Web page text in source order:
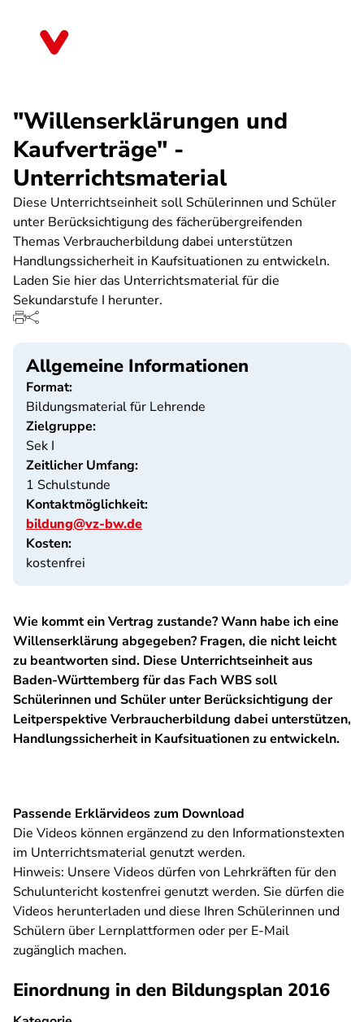
"Willenserklärungen und
Kaufverträge" -
Unterrichtsmaterial
Diese Unterrichtseinheit soll Schülerinnen und Schüler
unter Berücksichtigung des fächerübergreifenden
Themas Verbraucherbildung dabei unterstützen
Handlungssicherheit in Kaufsituationen zu entwickeln.
Laden Sie hier das Unterrichtsmaterial für die
Sekundarstufe I herunter.
Allgemeine Informationen
Format:
Bildungsmaterial für Lehrende
Zielgruppe:
Sek I
Zeitlicher Umfang:
1 Schulstunde
Kontaktmöglichkeit:
bildung@vz-bw.de
Kosten:
kostenfrei
Wie kommt ein Vertrag zustande? Wann habe ich eine
Willenserklärung abgegeben? Fragen, die nicht leicht
zu beantworten sind. Diese Unterrichtseinheit aus
Baden-Württemberg für das Fach WBS soll
Schülerinnen und Schüler unter Berücksichtigung der
Leitperspektive Verbraucherbildung dabei unterstützen,
Handlungssicherheit in Kaufsituationen zu entwickeln.
Passende Erklärvideos zum Download
Die Videos können ergänzend zu den Informationstexten
im Unterrichtsmaterial genutzt werden.
Hinweis: Unsere Videos dürfen von Lehrkräften für den
Schuluntericht kostenfrei genutzt werden. Sie dürfen die
Videos herunterladen und diese Ihren Schülerinnen und
Schülern über Lernplattformen oder per E-Mail
zugänglich machen.
Einordnung in den Bildungsplan 2016